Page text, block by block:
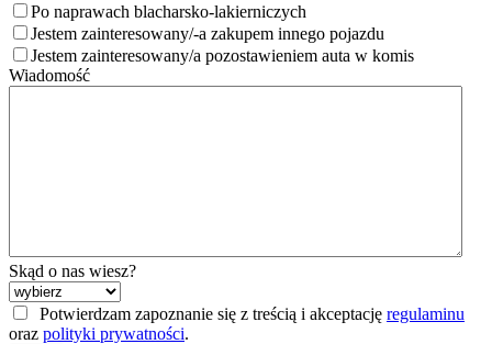
Po naprawach blacharsko-lakierniczych
Jestem zainteresowany/-a zakupem innego pojazdu
Jestem zainteresowany/a pozostawieniem auta w komis
Wiadomość
Skąd o nas wiesz?
Potwierdzam zapoznanie się z treścią i akceptację regulaminu
oraz polityki prywatności.